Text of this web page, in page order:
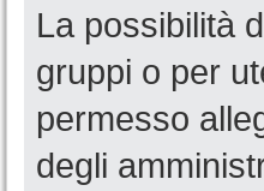
La possibilità
gruppi o per
permesso
degli